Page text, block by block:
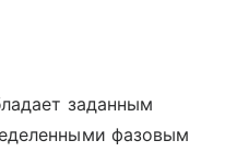
заданным
фазовым